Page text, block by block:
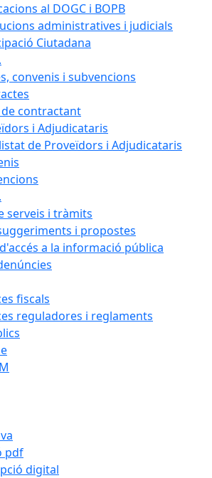
al DOGC i BOPB
administratives i judicials
Ciutadana
convenis i subvencions
contractant
i Adjudicataris
de Proveïdors i Adjudicataris
serveis i tràmits
i propostes
d'accés a la informació pública
fiscals
reguladores i reglaments
pdf
digital